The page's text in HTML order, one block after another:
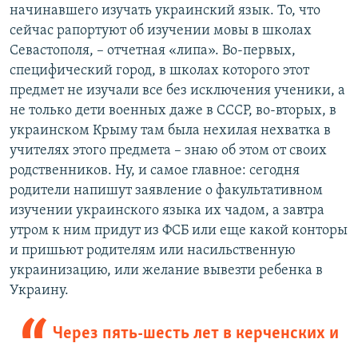
начинавшего изучать украинский язык. То, что
сейчас рапортуют об изучении мовы в школах
Севастополя, – отчетная «липа». Во-первых,
специфический город, в школах которого этот
предмет не изучали все без исключения ученики, а
не только дети военных даже в СССР, во-вторых, в
украинском Крыму там была нехилая нехватка в
учителях этого предмета – знаю об этом от своих
родственников. Ну, и самое главное: сегодня
родители напишут заявление о факультативном
изучении украинского языка их чадом, а завтра
утром к ним придут из ФСБ или еще какой конторы
и пришьют родителям или насильственную
украинизацию, или желание вывезти ребенка в
Украину.
Через пять-шесть лет в керченских и